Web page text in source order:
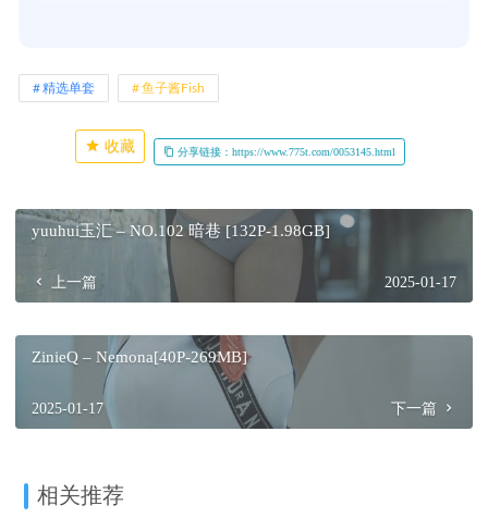
精选单套 鱼子酱Fish
收藏 分享链接：https://www.775t.com/0053145.html
yuuhui玉汇 – NO.102 暗巷 [132P-1.98GB]
上一篇 2025-01-17
ZinieQ – Nemona[40P-269MB]
2025-01-17 下一篇
相关推荐